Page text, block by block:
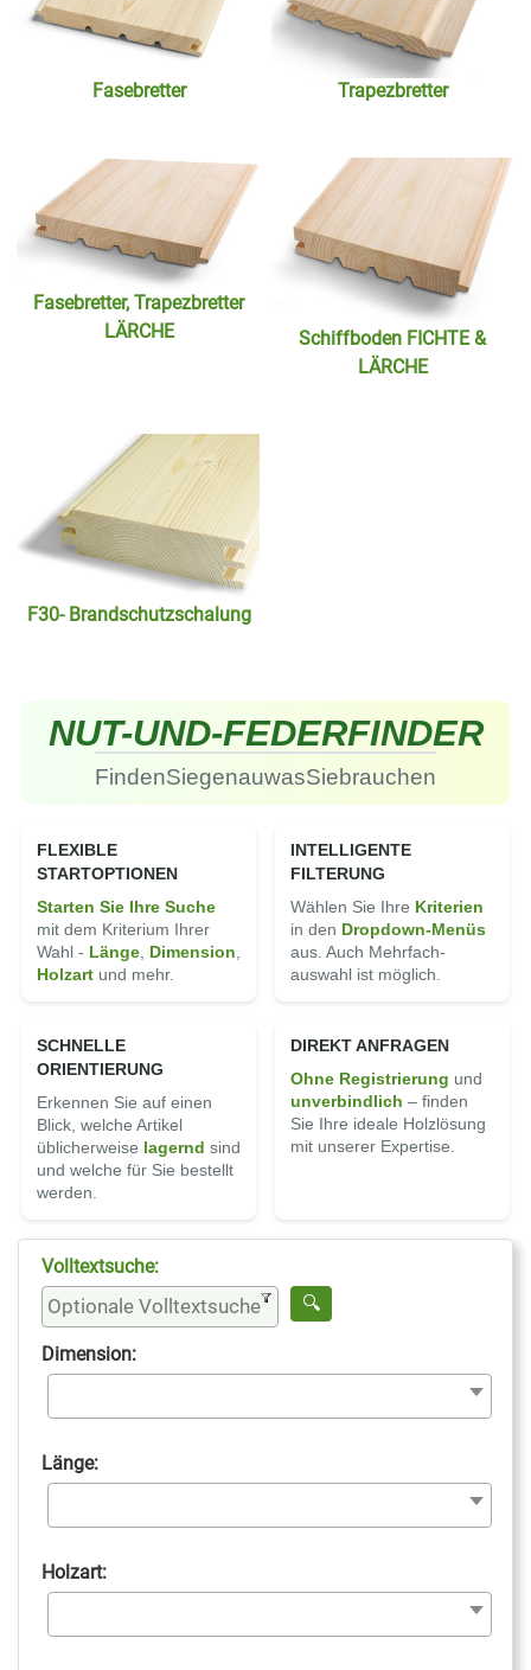
Fasebretter Trapezbretter
Fasebretter, Trapezbretter
LÄRCHE
Schiffboden FICHTE &
LÄRCHE
F30- Brandschutzschalung
NUT-UND-FEDERFINDER
FindenSiegenauwasSiebrauchen
FLEXIBLE
STARTOPTIONEN
Starten Sie Ihre Suche
mit dem Kriterium Ihrer
Wahl - Länge, Di­men­sion
Holz­artund mehr.
INTELLIGENTE
FILTERUNG
Wählen Sie Ihre Kriterien
in den Dropdown-Menüs
aus. Auch Mehrfach­
auswahl ist möglich.
SCHNELLE
ORIENTIERUNG
Erkennen Sie auf einen
Blick, welche Artikel
üblicherweise lagernd sind
und welche für Sie bestellt
werden.
DIREKT ANFRAGEN
Ohne Registrierung und
un­ver­bindlich – finden
Sie Ihre ideale Holz­lösung
mit unserer Expertise.
Volltextsuche:
Dimension:
Länge:
Holzart: